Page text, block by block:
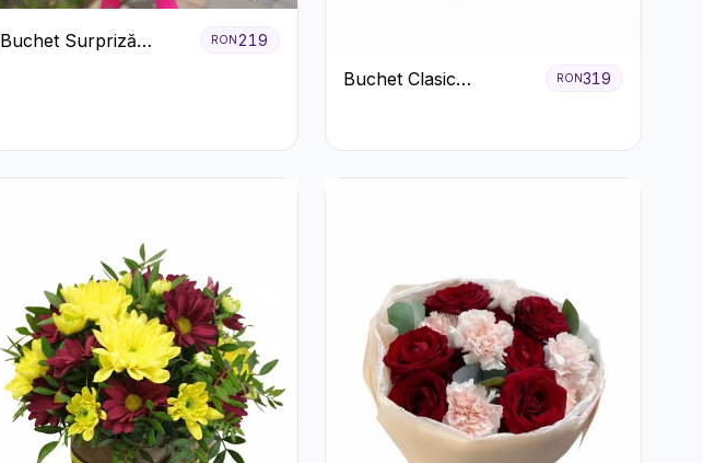
Buchet Surpriză
RON219
Buchet Clasic
RON319